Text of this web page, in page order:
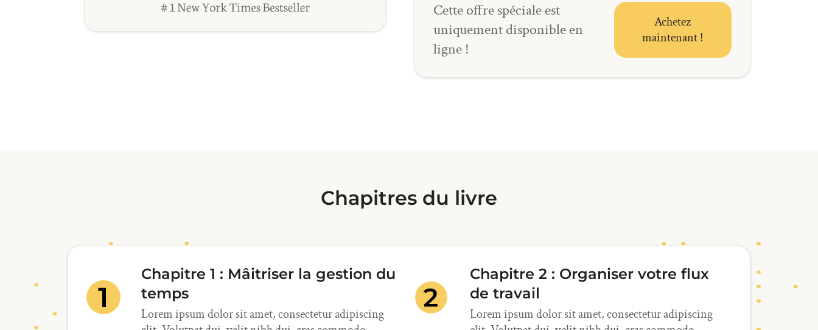
Cette offre spéciale est
uniquement disponible en
ligne !
Achetez
maintenant !
Chapitres du livre
Chapitre 1 : Mâitriser la gestion du
temps
Lorem ipsum dolor sit amet, consectetur adipiscing
Chapitre 2 : Organiser votre flux
de travail
Lorem ipsum dolor sit amet, consectetur adipiscing